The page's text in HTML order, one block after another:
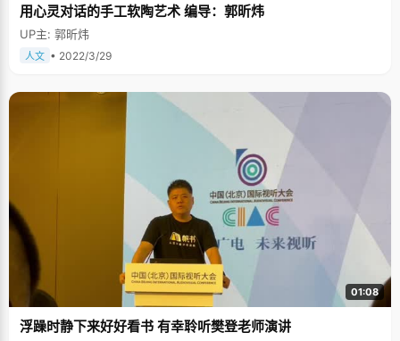
用心灵对话的手工软陶艺术 编导：郭昕炜
UP主: 郭昕炜
人文 • 2022/3/29
01:08
浮躁时静下来好好看书 有幸聆听樊登老师演讲